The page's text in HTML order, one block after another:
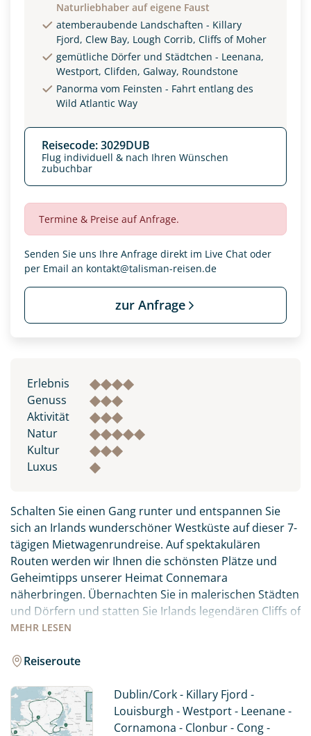
Naturliebhaber auf eigene Faust
atemberaubende Landschaften - Killary
Fjord, Clew Bay, Lough Corrib, Cliffs of Moher
gemütliche Dörfer und Städtchen - Leenana,
Westport, Clifden, Galway, Roundstone
Panorma vom Feinsten - Fahrt entlang des
Wild Atlantic Way
Reisecode: 3029DUB
Flug individuell & nach Ihren Wünschen
zubuchbar
Termine & Preise auf Anfrage.
Senden Sie uns Ihre Anfrage direkt im Live Chat oder
per Email an kontakt@talisman-reisen.de
zur Anfrage
Erlebnis
Genuss
Aktivität
Natur
Kultur
Luxus
MEHR LESEN
Schalten Sie einen Gang runter und entspannen Sie
sich an Irlands wunderschöner Westküste auf dieser 7-
tägigen Mietwagenrundreise. Auf spektakulären
Routen werden wir Ihnen die schönsten Plätze und
Geheimtipps unserer Heimat Connemara
näherbringen. Übernachten Sie in malerischen Städten
und Dörfern und statten Sie Irlands legendären Cliffs of
Moher einen Besuch ab. Entschleunigen Sie auf eine
des Wild Atlantic Way unterwegs sind. Obwohl es sich
Fahrt durch Connemara so viel zu sehen und zu
erleben. Wir haben die spektakulärsten Routen für Sie
ausgewählt - durch einsame Täler und an Irlands
Reiseroute
Dublin/Cork - Killary Fjord -
Louisburgh - Westport - Leenane -
Cornamona - Clonbur - Cong -
EZ Familienzimmer
Reisebeginn
Option 2
Weitere Informationen
geschickt. Mit Absenden des Formulars, erklären Sie, dass
Sie dieDatenschutzerklärung
Kenntnis genommen und akzeptiert haben.